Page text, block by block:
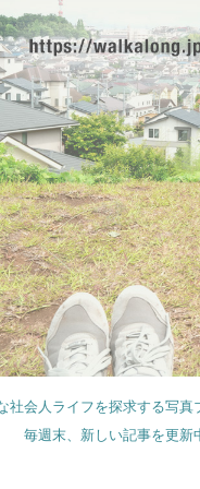
社会人ライフを探求する写真
毎週末、新しい記事を更新